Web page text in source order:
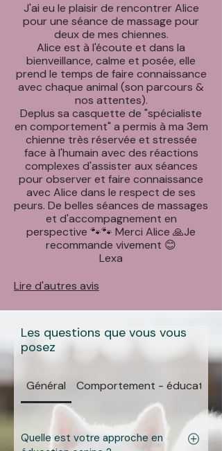
J'ai eu le plaisir de rencontrer Alice
pour une séance de massage pour
deux de mes chiennes.
Alice est à l'écoute et dans la
bienveillance, calme et posée, elle
prend le temps de faire connaissance
avec chaque animal (son parcours &
nos attentes).
Deplus sa casquette de "spécialiste
en comportement" a permis à ma 3em
chienne très réservée et stressée
face à l'humain avec des réactions
complexes d'assister aux séances
pour observer et faire connaissance
avec Alice dans le respect de ses
peurs. De belles séances de massages
et d'accompagnement en
perspective 🐾🐾 Merci Alice 🙏Je
recommande vivement 😊
Lexa
Lire d'autres avis
Les questions que vous vous
posez
Général Comportement - éducation
Quelle est votre approche en